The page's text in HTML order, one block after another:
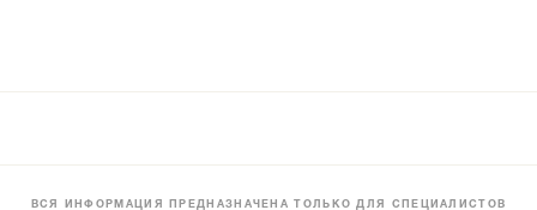
ВСЯ ИНФОРМАЦИЯ ПРЕДНАЗНАЧЕНА ТОЛЬКО ДЛЯ СПЕЦИАЛИСТОВ